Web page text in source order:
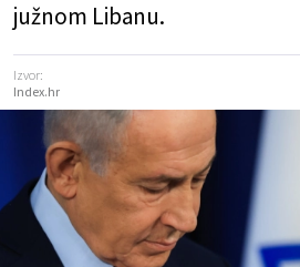
južnom Libanu.
Izvor:
Index.hr